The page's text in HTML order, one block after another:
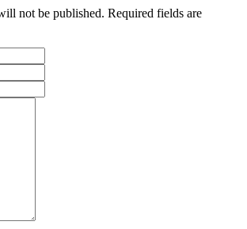
not be published. Required fields are